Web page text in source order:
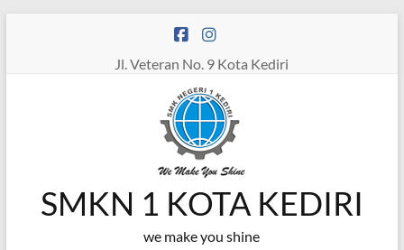
Jl. Veteran No. 9 Kota Kediri
SMKN 1 KOTA KEDIRI
we make you shine